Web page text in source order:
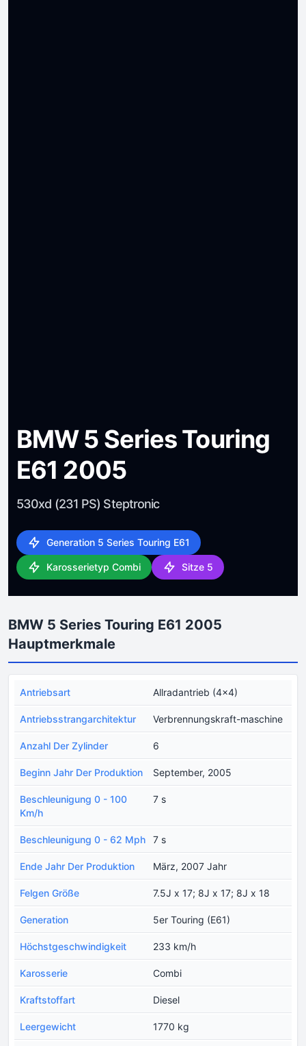
BMW 5 Series Touring
E61 2005
530xd (231 PS) Steptronic
Generation 5 Series Touring E61
Karosserietyp Combi Sitze 5
BMW 5 Series Touring E61 2005
Hauptmerkmale
Antriebsart Allradantrieb (4x4)
Antriebsstrangarchitektur Verbrennungskraft-maschine
Anzahl Der Zylinder 6
Beginn Jahr Der Produktion September, 2005
Beschleunigung 0 - 100
Km/h
7 s
Beschleunigung 0 - 62 Mph 7 s
Ende Jahr Der Produktion März, 2007 Jahr
Felgen Größe 7.5J x 17; 8J x 17; 8J x 18
Generation 5er Touring (E61)
Höchstgeschwindigkeit 233 km/h
Karosserie Combi
Kraftstoffart Diesel
Leergewicht 1770 kg